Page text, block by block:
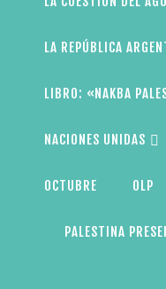
LA REPÚBLICA
LIBRO: «NAKBA
NACIONES UNIDAS
OCTUBRE OLP
PALESTINA